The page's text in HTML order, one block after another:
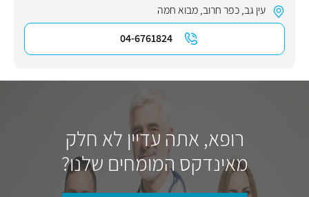
עין גב,כפר חרוב,מבוא חמה
04-6761824
רופא, אתה עדיין לא חלק
מאינדקס המומחים שלנו?